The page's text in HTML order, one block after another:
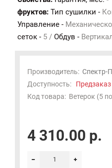
фруктов: Тип сушилки -
Управление -
сеток - 5 / Обдув -
Производитель: Спектр-
Доступность: Предзаказ
Код товара: Ветерок (5
4 310.00 р.